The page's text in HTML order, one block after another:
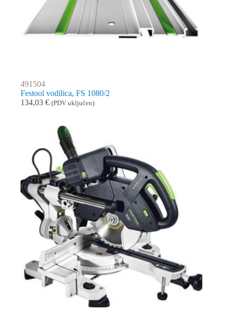
491504
Festool vodilica, FS 1080/2
134,03 € (PDV uključen)